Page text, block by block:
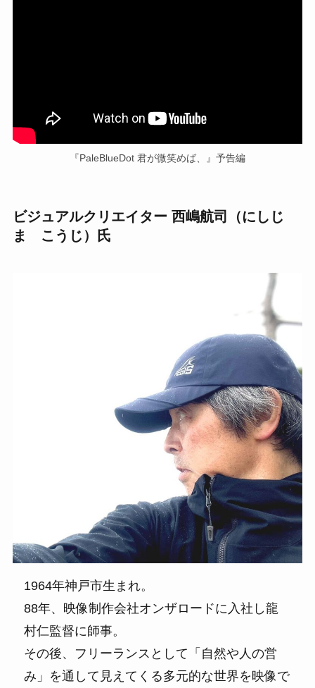
『PaleBlueDot 君が微笑めば、』予告編
ビジュアルクリエイター 西嶋航司（にしじ
ま こうじ）氏
1964年神戸市生まれ。
88年、映像制作会社オンザロードに入社し龍
村仁監督に師事。
その後、フリーランスとして「自然や人の営
み」を通して見えてくる多元的な世界を映像で